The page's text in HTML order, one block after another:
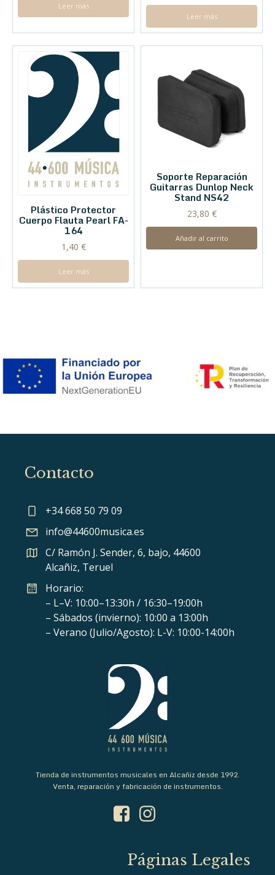
Leer más
Leer más
Plástico Protector
Cuerpo Flauta Pearl FA-
164
1,40 €
Leer más
Soporte Reparación
Guitarras Dunlop Neck
Stand NS42
23,80 €
Añadir al carrito
Contacto
+34 668 50 79 09
info@44600musica.es
C/ Ramón J. Sender, 6, bajo, 44600
Alcañiz, Teruel
Horario:
– L–V: 10:00–13:30h / 16:30–19:00h
– Sábados (invierno): 10:00 a 13:00h
– Verano (Julio/Agosto): L-V: 10:00-14:00h
Tienda de instrumentos musicales en Alcañiz desde 1992.
Venta, reparación y fabricación de instrumentos.
Páginas Legales